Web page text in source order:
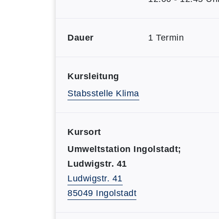
Dauer 1 Termin
Kursleitung
Stabsstelle Klima
Kursort
Umweltstation Ingolstadt;
Ludwigstr. 41
Ludwigstr. 41
85049 Ingolstadt